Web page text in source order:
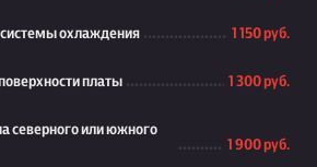
охлаждения 1 150 руб.
платы 1 300 руб.
северного или южного
1 900 руб.